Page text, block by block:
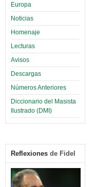
Europa
Noticias
Homenaje
Lecturas
Avisos
Descargas
Números Anteriores
Diccionario del Masista
Ilustrado (DMI)
Reflexiones de Fidel